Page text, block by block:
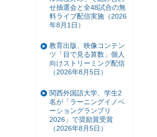
せ抽選会と全48試合の無
料ライブ配信実施（2026
年8月1日）
教育出版、映像コンテン
ツ「目で見る算数」個人
向けストリーミング配信
（2026年8月5日）
関西外国語大学、学生2
名が「ラーニングイノベ
ーショングランプリ
2026」で奨励賞受賞
（2026年8月5日）